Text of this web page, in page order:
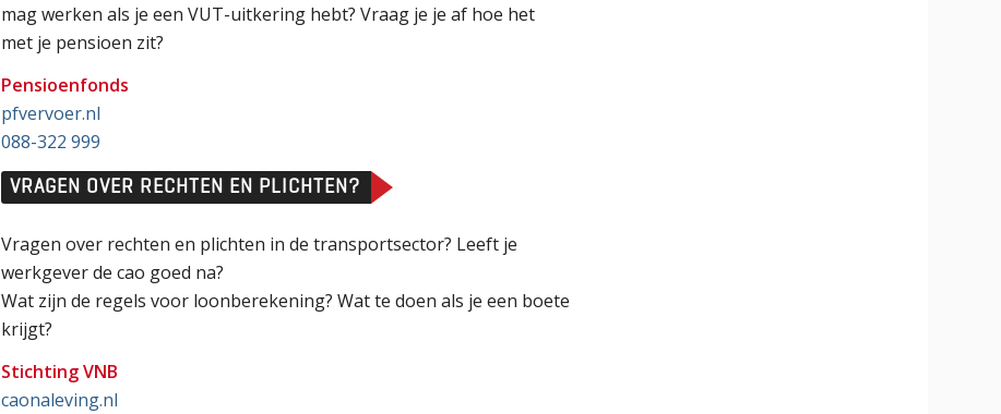
mag werken als je een VUT-uitkering hebt? Vraag je je af hoe het
met je pensioen zit?
Pensioenfonds
pfvervoer.nl
088-322 999
VRAGEN OVER RECHTEN EN PLICHTEN?
Vragen over rechten en plichten in de transportsector? Leeft je
werkgever de cao goed na?
Wat zijn de regels voor loonberekening? Wat te doen als je een boete
krijgt?
Stichting VNB
caonaleving.nl